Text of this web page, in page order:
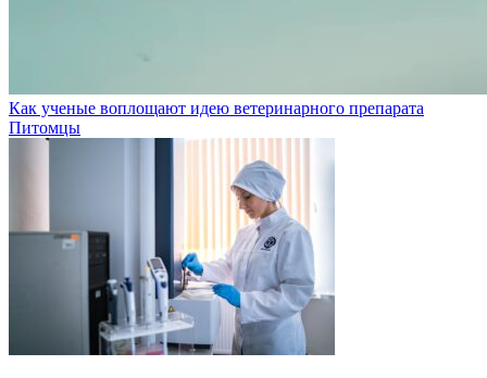
Как ученые воплощают идею ветеринарного препарата
Питомцы